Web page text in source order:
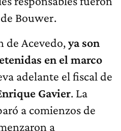
Bouwer.
de Acevedo,ya son
en el marco
adelante el fiscal de
Gavier. La
a comienzos de
a